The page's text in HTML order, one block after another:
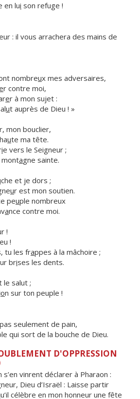
en lui son refuge !
: il vous arrachera des mains de
nombreux mes adversaires,
r contre moi,
er à mon sujet :
ut auprès de Dieu ! »
r, mon bouclier,
ute ma tête.
ie vers le Seigneur ;
montagne sainte.
che et je dors ;
ur est mon soutien.
peuple nombreux
ance contre moi.
!
!
tu les frappes à la mâchoire ;
brises les dents.
le salut ;
on sur ton peuple !
seulement de pain,
qui sort de la bouche de Dieu.
D'OPPRESSION
vinrent déclarer à Pharaon :
Dieu d’Israël : Laisse partir
célèbre en mon honneur une fête